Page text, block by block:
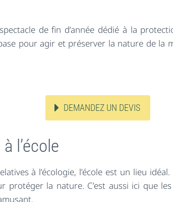
de fin d’année dédié à la
pour agir et préserver la nature de la
DEMANDEZ UN DEVIS
l’école
à l’écologie, l’école est un lieu idéal.
protéger la nature. C’est aussi ici que